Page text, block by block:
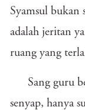
Syamsul bukan
adalah jeritan
ruang yang
Sang guru
senyap, hanya